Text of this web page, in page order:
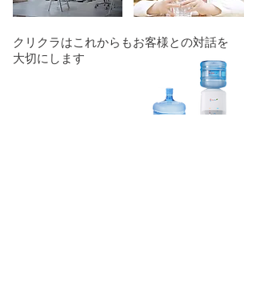
クリクラはこれからもお客様との対話を
大切にします